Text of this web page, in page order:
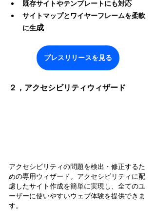
既存サイトやテンプレートにも対応
サイトマップとワイヤーフレームを柔軟
に生成
プレスリリースを見る
２，アクセシビリティウィザード
アクセシビリティの問題を検出・修正するた
めの専用ウィザード。アクセシビリティに配
慮したサイト作成を簡単に実現し、全てのユ
ーザーに使いやすいウェブ体験を提供できま
す。